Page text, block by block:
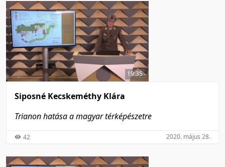
19:35
Siposné Kecskeméthy Klára
Trianon hatása a magyar térképészetre
42 2020. május 28.